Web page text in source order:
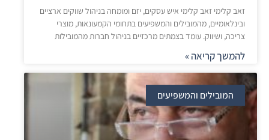
זאב קלימי זאב קלימי איש עסקים, יזם ומומחה בניהול שווקים ארציים
ובינלאומיים, מהמובילים והמשפיעים בתחומי הקמעונאות, מוצרי
צריכה, ושיווק. עומד בצמתים מרכזיים בניהול חברות מהמובילות
להמשך קריאה »
המובילים והמשפיעים